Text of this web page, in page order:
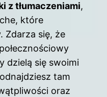
z tłumaczeniami,
które
Zdarza się, że
dzielą się swoimi
tam
oraz